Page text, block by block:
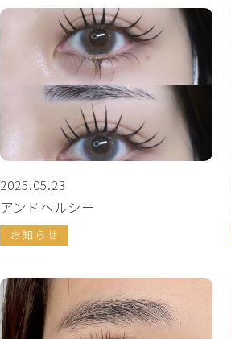
2025.05.23
アンドヘルシー
お知らせ